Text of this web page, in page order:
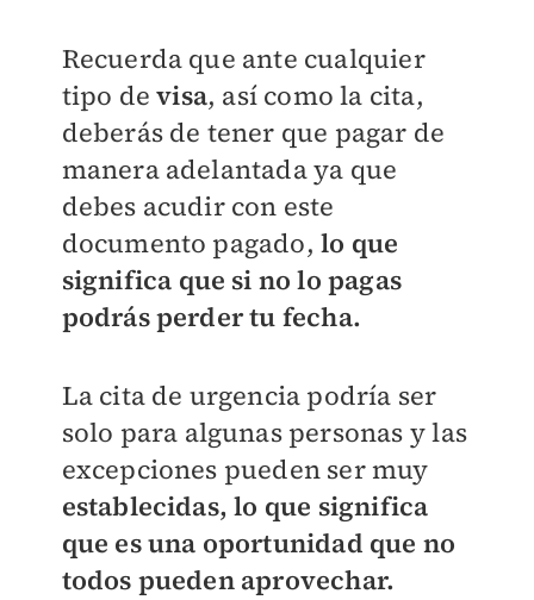
Recuerda que ante cualquier
tipo devisa, así como la cita,
deberás de tener que pagar de
manera adelantada ya que
debes acudir con este
documento pagado,lo que
significa que si no lo pagas
podrás perder tu fecha.
La cita de urgencia podría ser
solo para algunas personas y las
excepciones pueden ser muy
establecidas, lo que significa
que es una oportunidad que no
todos pueden aprovechar.